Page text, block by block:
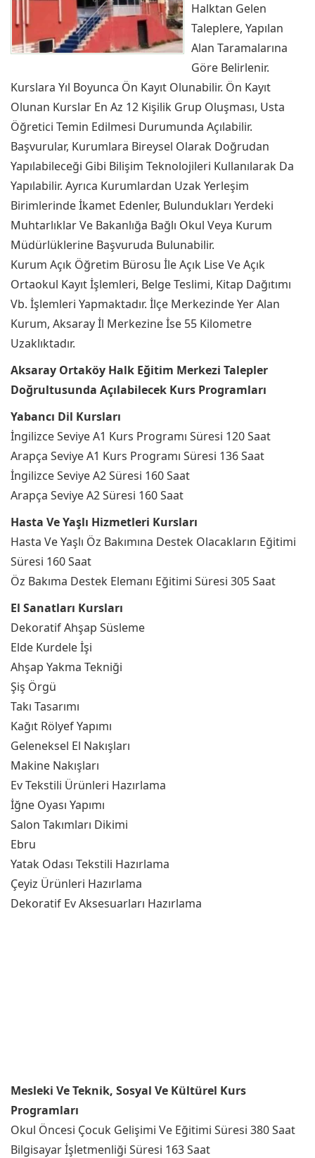
Halktan Gelen
Taleplere, Yapılan
Alan Taramalarına
Göre Belirlenir.
Kurslara Yıl Boyunca Ön Kayıt Olunabilir. Ön Kayıt
Olunan Kurslar En Az 12 Kişilik Grup Oluşması, Usta
Öğretici Temin Edilmesi Durumunda Açılabilir.
Başvurular, Kurumlara Bireysel Olarak Doğrudan
Yapılabileceği Gibi Bilişim Teknolojileri Kullanılarak Da
Yapılabilir. Ayrıca Kurumlardan Uzak Yerleşim
Birimlerinde İkamet Edenler, Bulundukları Yerdeki
Muhtarlıklar Ve Bakanlığa Bağlı Okul Veya Kurum
Müdürlüklerine Başvuruda Bulunabilir.
Kurum Açık Öğretim Bürosu İle Açık Lise Ve Açık
Ortaokul Kayıt İşlemleri, Belge Teslimi, Kitap Dağıtımı
Vb. İşlemleri Yapmaktadır. İlçe Merkezinde Yer Alan
Kurum, Aksaray İl Merkezine İse 55 Kilometre
Uzaklıktadır.
Aksaray Ortaköy Halk Eğitim Merkezi Talepler
Doğrultusunda Açılabilecek Kurs Programları
Yabancı Dil Kursları
İngilizce Seviye A1 Kurs Programı Süresi 120 Saat
Arapça Seviye A1 Kurs Programı Süresi 136 Saat
İngilizce Seviye A2 Süresi 160 Saat
Arapça Seviye A2 Süresi 160 Saat
Hasta Ve Yaşlı Hizmetleri Kursları
Hasta Ve Yaşlı Öz Bakımına Destek Olacakların Eğitimi
Süresi 160 Saat
Öz Bakıma Destek Elemanı Eğitimi Süresi 305 Saat
El Sanatları Kursları
Dekoratif Ahşap Süsleme
Elde Kurdele İşi
Ahşap Yakma Tekniği
Şiş Örgü
Takı Tasarımı
Kağıt Rölyef Yapımı
Geleneksel El Nakışları
Makine Nakışları
Ev Tekstili Ürünleri Hazırlama
İğne Oyası Yapımı
Salon Takımları Dikimi
Ebru
Yatak Odası Tekstili Hazırlama
Çeyiz Ürünleri Hazırlama
Dekoratif Ev Aksesuarları Hazırlama
Mesleki Ve Teknik, Sosyal Ve Kültürel Kurs
Programları
Okul Öncesi Çocuk Gelişimi Ve Eğitimi Süresi 380 Saat
Bilgisayar İşletmenliği Süresi 163 Saat